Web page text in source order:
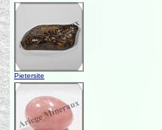
Pietersite